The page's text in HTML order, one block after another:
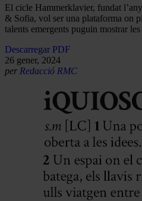
El cicle Hammerklavier, fundat
& Sofia, vol ser una plataforma on
talents emergents puguin mostrar
Descarregar PDF
26 gener, 2024
per Redacció RMC